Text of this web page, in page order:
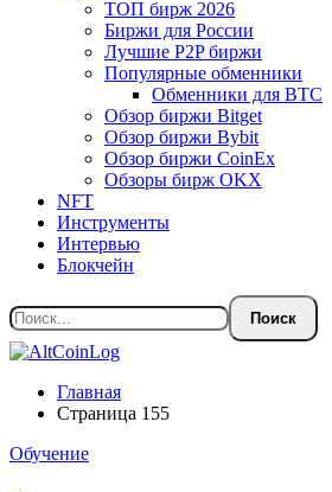
ТОП бирж 2026
Биржи для России
Лучшие P2P биржи
Популярные обменники
Обменники для BTC
Обзор биржи Bitget
Обзор биржи Bybit
Обзор биржи CoinEx
Обзоры бирж OKX
NFT
Инструменты
Интервью
Блокчейн
Главная
Страница 155
Обучение